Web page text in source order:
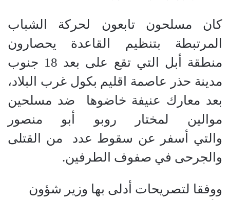
كان مسلحون تابعون لحركة الشباب
المرتبطة بتنظيم القاعدة يحصارون
منطقة أبل التي تقع على بعد 18 جنوب
مدينة حذر عاصمة اقليم بكول غرب البلاد،
بعد معارك عنيفة خاضوها ضد مسلحين
موالين لمختار روبو أبو منصور
والتي أسفر عن سقوط عدد من القتلى
والجرحى في صفوف الطرفين.
ووفقا لتصريحات أدلى بها وزير شؤون